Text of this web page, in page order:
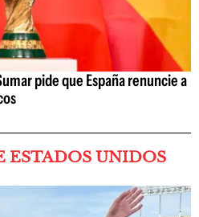
pide que España renuncie a
ESTADOS UNIDOS